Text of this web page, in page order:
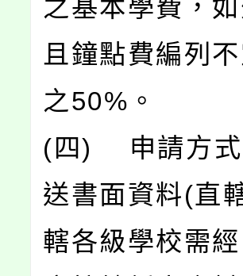
之基本學費，
且鐘點費編列
之50%。
(四) 申請方式
送書面資料(直
轄各級學校需